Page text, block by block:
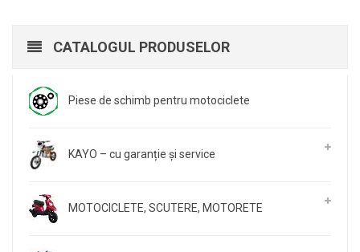
CATALOGUL PRODUSELOR
Piese de schimb pentru motociclete
KAYO – cu garanție și service
MOTOCICLETE, SCUTERE, MOTORETE